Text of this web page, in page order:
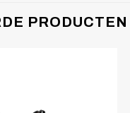
PRODUCTEN